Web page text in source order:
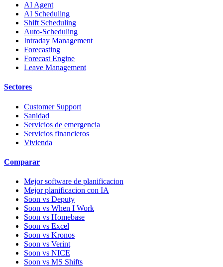
AI Agent
AI Scheduling
Shift Scheduling
Auto-Scheduling
Intraday Management
Forecasting
Forecast Engine
Leave Management
Sectores
Customer Support
Sanidad
Servicios de emergencia
Servicios financieros
Vivienda
Comparar
Mejor software de planificacion
Mejor planificacion con IA
Soon vs Deputy
Soon vs When I Work
Soon vs Homebase
Soon vs Excel
Soon vs Kronos
Soon vs Verint
Soon vs NICE
Soon vs MS Shifts